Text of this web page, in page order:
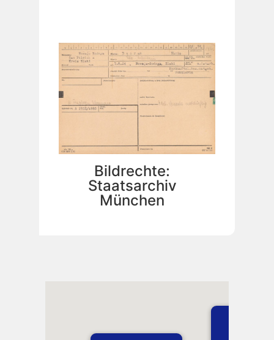
Bildrechte:
Staatsarchiv
München